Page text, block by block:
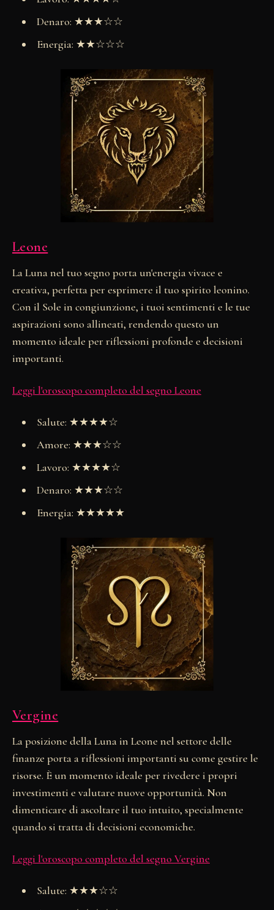
Denaro: ★★★☆☆
Energia: ★★☆☆☆
Leone
La Luna nel tuo segno porta un'energia vivace e
creativa, perfetta per esprimere il tuo spirito leonino.
Con il Sole in congiunzione, i tuoi sentimenti e le tue
aspirazioni sono allineati, rendendo questo un
momento ideale per riflessioni profonde e decisioni
importanti.
Leggi l'oroscopo completo del segno Leone
Salute: ★★★★☆
Amore: ★★★☆☆
Lavoro: ★★★★☆
Denaro: ★★★☆☆
Energia: ★★★★★
Vergine
La posizione della Luna in Leone nel settore delle
finanze porta a riflessioni importanti su come gestire le
risorse. È un momento ideale per rivedere i propri
investimenti e valutare nuove opportunità. Non
dimenticare di ascoltare il tuo intuito, specialmente
quando si tratta di decisioni economiche.
Leggi l'oroscopo completo del segno Vergine
Salute: ★★★☆☆